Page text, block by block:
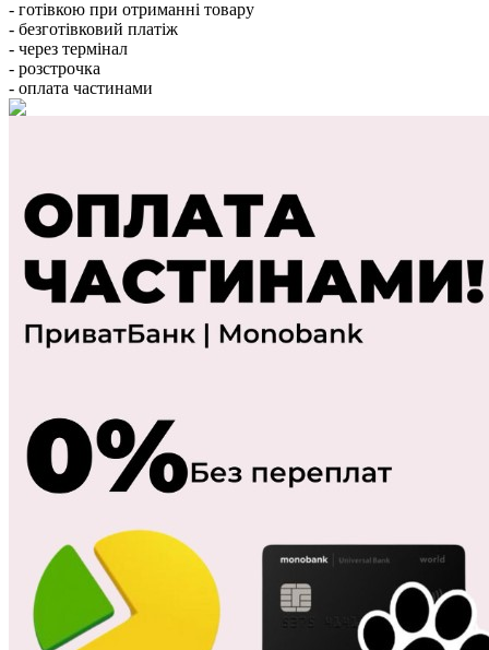
- готівкою при отриманні товару
- безготівковий платіж
- через термінал
- розстрочка
- оплата частинами